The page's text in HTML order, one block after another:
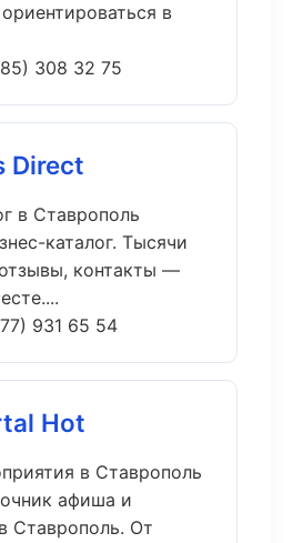
в
308 32 75
Direct
в Ставрополь
каталог. Тысячи
контакты —
931 65 54
Hot
в Ставрополь
афиша и
Ставрополь. От